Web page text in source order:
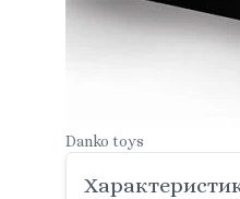
Danko toys